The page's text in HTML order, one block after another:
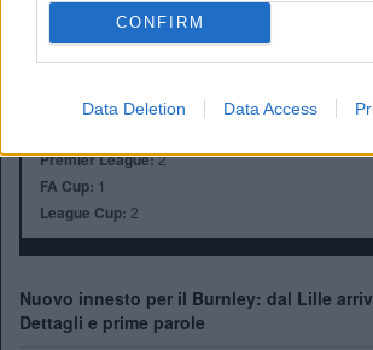
CONFIRM
Data Deletion Data Access
Turf Moore (21.945)
Città:Burnley
Presidente:Alan Pace
Premier League:2
FA Cup: 1
League Cup: 2
Nuovo innesto per il Burnley: dal Lille
Dettagli e prime parole